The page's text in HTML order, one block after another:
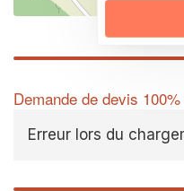
Demande de devis
Erreur lors du